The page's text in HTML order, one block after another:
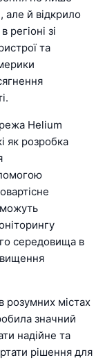
але й відкрило
зі
та
Helium
як розробка
середовища в
розумних містах
значний
надійне та
рішення для